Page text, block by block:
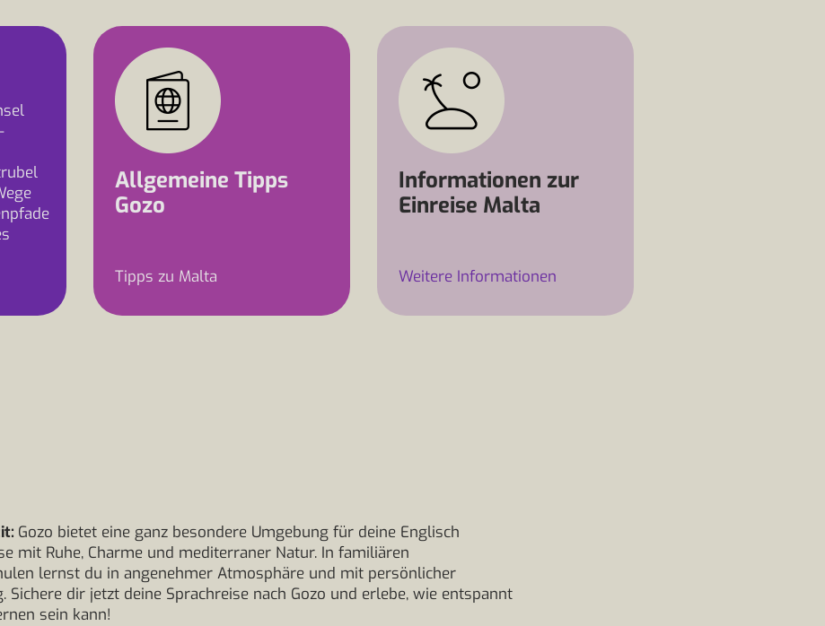
Allgemeine Tipps
Gozo
Tipps zu Malta
Informationen zur
Einreise Malta
Weitere Informationen
Gozo bietet eine ganz besondere Umgebung für deine Englisch
mit Ruhe, Charme und mediterraner Natur. In familiären
lernst du in angenehmer Atmosphäre und mit persönlicher
Sichere dir jetzt deine Sprachreise nach Gozo und erlebe, wie entspannt
sein kann!